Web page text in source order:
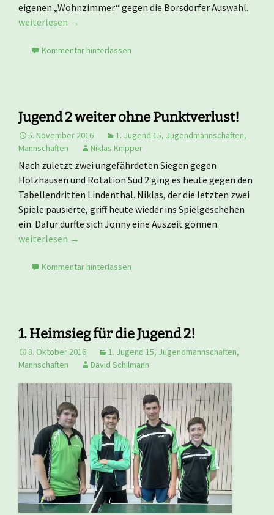
eigenen „Wohnzimmer“ gegen die Borsdorfer Auswahl.
Starker Jahresbeginn der 2. Jugend
weiterlesen →
Kommentar hinterlassen
Jugend 2 weiter ohne Punktverlust!
5. November 2016 1. Jugend 15, Jugendmannschaften,
Mannschaften
Niklas Knipper
Nach zuletzt zwei ungefährdeten Siegen gegen
Holzhausen und Rotation Süd 2 ging es heute gegen den
Tabellendritten Lindenthal. Niklas, der die letzten zwei
Spiele pausierte, griff heute wieder ins Spielgeschehen
ein. Dafür durfte sich Jonny eine Auszeit gönnen.
Jugend 2 weiter ohne Punktverlust!
weiterlesen →
Kommentar hinterlassen
1. Heimsieg für die Jugend 2!
8. Oktober 2016 1. Jugend 15, Jugendmannschaften,
Mannschaften
David Schilmann